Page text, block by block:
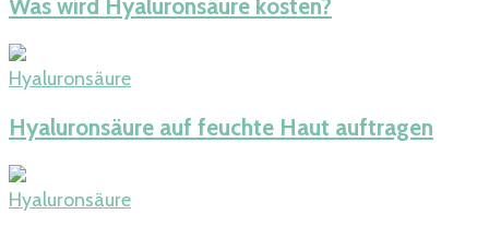
Was wird Hyaluronsäure kosten?
Hyaluronsäure
Hyaluronsäure auf feuchte Haut auftragen
Hyaluronsäure